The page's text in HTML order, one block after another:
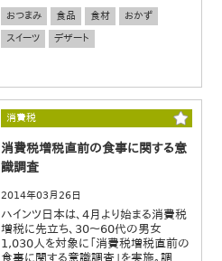
おつまみ 食品 食材
おかず
スイーツ
デザート
消費税
消費税増税直前の食事に関する意
識調査
2014年03月26日
ハインツ日本は、4月より始まる消費税
増税に先立ち、30～60代の男女
1,030人を対象に「消費税増税直前の
食事に関する意識調査」を実施。調